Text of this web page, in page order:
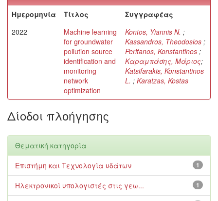
Ημερομηνία
Τίτλος
Συγγραφέας
2022
Machine learning
for groundwater
pollution source
identification and
monitoring
network
optimization
Kontos, Yiannis N. ;
Kassandros, Theodosios ;
Perifanos, Konstantinos ;
Καραμπάσης, Μάριος;
Katsifarakis, Konstantinos
L. ; Karatzas, Kostas
Δίοδοι πλοήγησης
Θεματική κατηγορία
1
Επιστήμη και Τεχνολογία υδάτων
1
Ηλεκτρονικοί υπολογιστές στις γεω...